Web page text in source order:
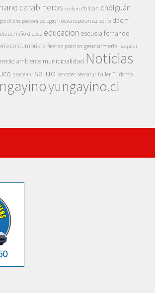
carabineros cesfam chillan cholguán
divina pastora colegio nueva esperanza corfo daem
dia del niño dideco educacion escuela fernando
costumbrista fiestas patrias gendarmeria hospital
ambiente municipalidad Noticias
prodemu salud sercotec sernatur taller Turismo
yungayino.cl